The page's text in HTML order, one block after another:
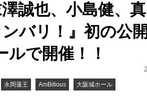
誠也、小島健、
バリ！』初の公
ルで開催！！
永岡蓮王 AmBitious 大阪城ホール